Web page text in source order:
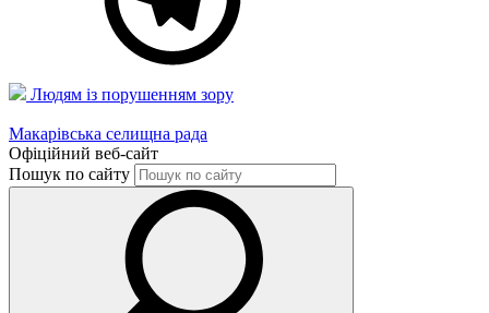
Людям із порушенням зору
Макарівська селищна рада
Офіційний веб-сайт
Пошук по сайту